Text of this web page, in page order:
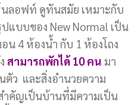
ลอฟท์ ดูทันสมัย เหมาะกับ
แบบของ New Normal เป็น
4 ห้องน้ำ กับ 1 ห้องโถง
สามารถพักได้ 10 คน มา
ว และสิ่งอำนวยความ
คัญเป็นบ้านที่มีความเป็น